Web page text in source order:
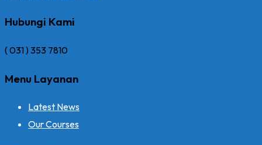
Hubungi Kami
( 031 ) 353 7810
Menu Layanan
Latest News
Our Courses